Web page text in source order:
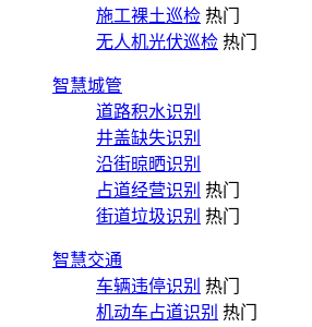
施工裸土巡检 热门
无人机光伏巡检 热门
智慧城管
道路积水识别
井盖缺失识别
沿街晾晒识别
占道经营识别 热门
街道垃圾识别 热门
智慧交通
车辆违停识别 热门
机动车占道识别 热门